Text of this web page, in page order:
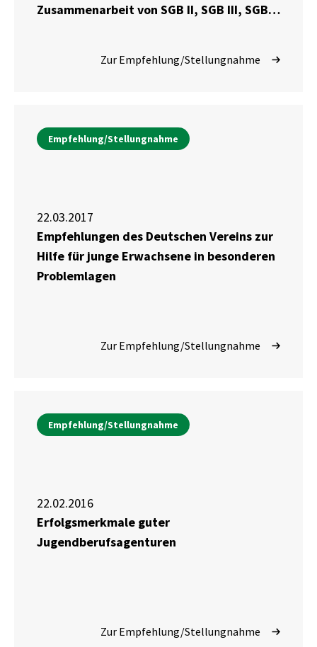
Zusammenarbeit von SGB II, SGB III, SGB
Zur Empfehlung/Stellungnahme
Empfehlung/Stellungnahme
22.03.2017
Empfehlungen des Deutschen Vereins zur
Hilfe für junge Erwachsene in besonderen
Problemlagen
Zur Empfehlung/Stellungnahme
Empfehlung/Stellungnahme
22.02.2016
Erfolgsmerkmale guter
Jugendberufsagenturen
Zur Empfehlung/Stellungnahme